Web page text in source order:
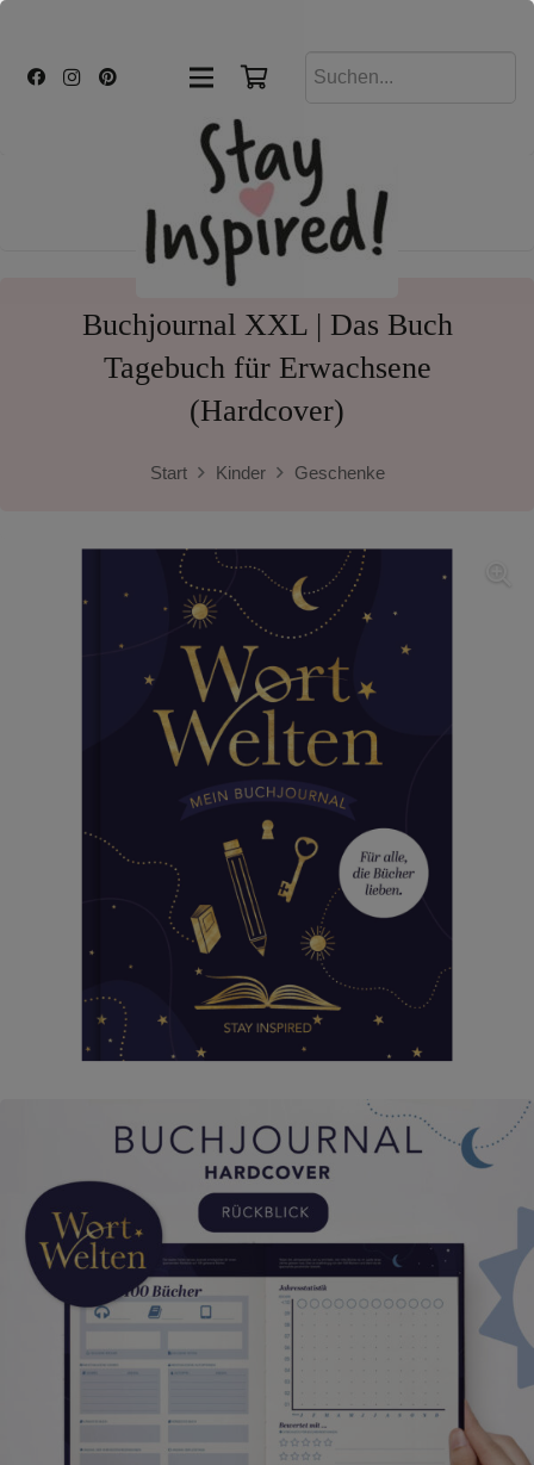
Buchjournal XXL | Das Buch
Tagebuch für Erwachsene
(Hardcover)
Start Kinder Geschenke